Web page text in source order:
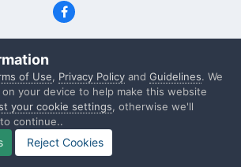
(C) SFF.gr, All rights reserved
by Invision Community
of Use, Privacy Policy and Guidelines. We
on your device to help make this website
your cookie settings, otherwise we'll
continue..
Reject Cookies